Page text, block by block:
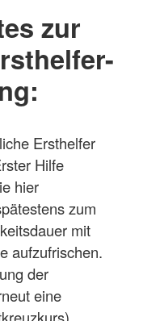
zur
Ersthelfer
Hilfe
hier
zum
mit
aufzufrischen.
der
eine